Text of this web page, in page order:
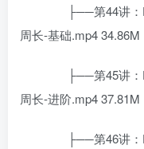
├──第44讲：
周长-基础.mp4 34.86M
├──第45讲：
周长-进阶.mp4 37.81M
├──第46讲：